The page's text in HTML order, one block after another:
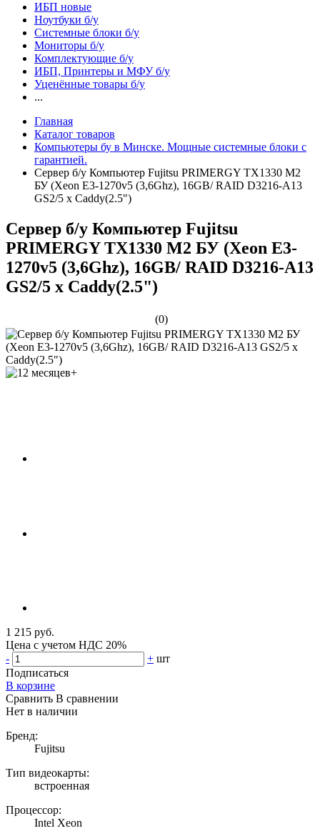
ИБП новые
Ноутбуки б/у
Системные блоки б/у
Мониторы б/у
Комплектующие б/у
ИБП, Принтеры и МФУ б/у
Уценённые товары б/у
...
Главная
Каталог товаров
Компьютеры бу в Минске. Мощные системные блоки с
гарантией.
Сервер б/у Компьютер Fujitsu PRIMERGY TX1330 M2
БУ (Xeon E3-1270v5 (3,6Ghz), 16GB/ RAID D3216-A13
GS2/5 x Caddy(2.5")
Сервер б/у Компьютер Fujitsu
PRIMERGY TX1330 M2 БУ (Xeon E3-
1270v5 (3,6Ghz), 16GB/ RAID D3216-A13
GS2/5 x Caddy(2.5")
(0)
1 215 руб.
Цена с учетом НДС 20%
-
+ шт
Подписаться
В корзине
Сравнить В сравнении
Нет в наличии
Бренд:
Fujitsu
Тип видеокарты:
встроенная
Процессор:
Intel Xeon